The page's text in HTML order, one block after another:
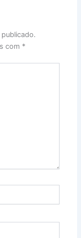
com *